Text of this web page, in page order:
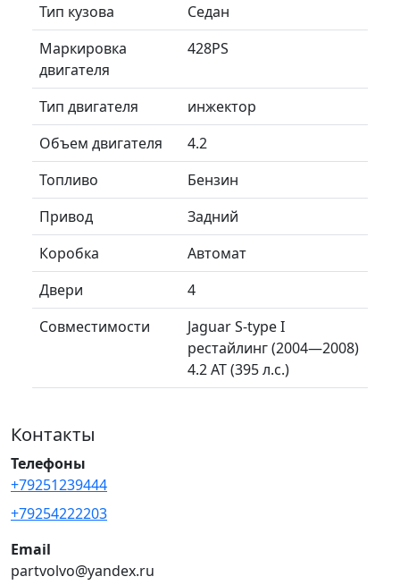
Тип кузова
Седан
Маркировка
двигателя
428PS
Тип двигателя
инжектор
Объем двигателя
4.2
Топливо
Бензин
Привод
Задний
Коробка
Автомат
Двери
4
Совместимости
Jaguar S-type I
рестайлинг (2004—2008)
4.2 AT (395 л.с.)
Контакты
Телефоны
+79251239444
+79254222203
Email
partvolvo@yandex.ru